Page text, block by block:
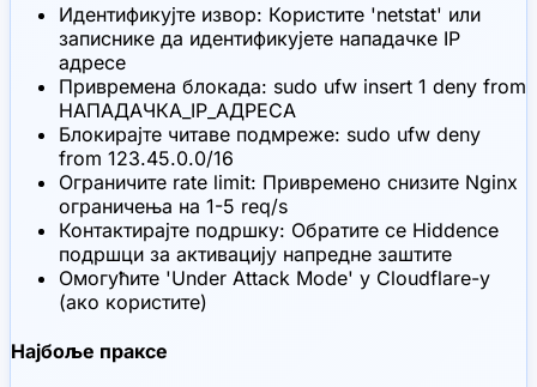
Идентификујте извор: Користите 'netstat' или
записнике да идентификујете нападачке IP
адресе
Привремена блокада: sudo ufw insert 1 deny from
НАПАДАЧКА_IP_АДРЕСА
Блокирајте читаве подмреже: sudo ufw deny
from 123.45.0.0/16
Ограничите rate limit: Привремено снизите Nginx
ограничења на 1-5 req/s
Контактирајте подршку: Обратите се Hiddence
подршци за активацију напредне заштите
Омогућите 'Under Attack Mode' у Cloudflare-у
(ако користите)
Најбоље праксе